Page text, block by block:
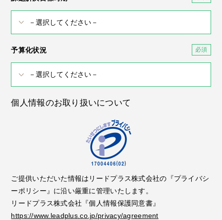
予算化状況
個人情報のお取り扱いについて
ご提供いただいた情報はリードプラス株式会社の『プライバシ
ーポリシー』に沿い厳重に管理いたします。
リードプラス株式会社『個人情報保護同意書』
https://www.leadplus.co.jp/privacy/agreement